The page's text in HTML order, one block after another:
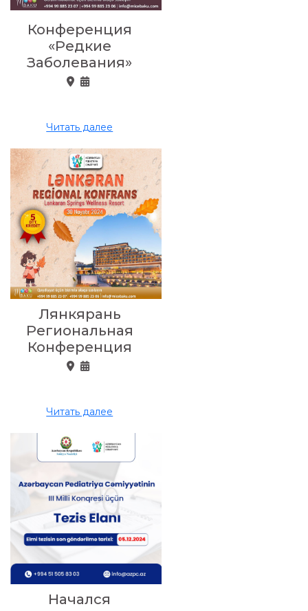
Конференция
«Редкие
Заболевания»
Читать далее
Лянкярань
Региональная
Конференция
Читать далее
Начался